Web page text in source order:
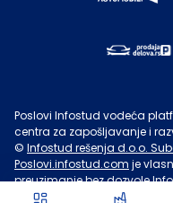
Poslovi Infostud vodeća
centra za zapošljavanje i
© Infostud rešenja d.o.o.
Poslovi.infostud.com je
preuzimanje bez dozvole
u druge svrhe, osim za